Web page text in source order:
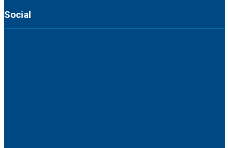
Social